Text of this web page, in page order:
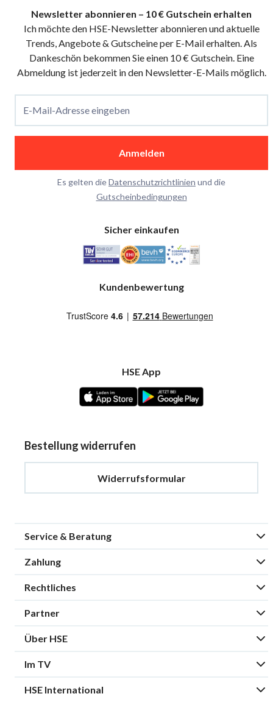
Newsletter abonnieren – 10 € Gutschein erhalten
Ich möchte den HSE-Newsletter abonnieren und aktuelle
Trends, Angebote & Gutscheine per E-Mail erhalten. Als
Dankeschön bekommen Sie einen 10 € Gutschein. Eine
Abmeldung ist jederzeit in den Newsletter-E-Mails möglich.
E-Mail-Adresse eingeben
Anmelden
Es gelten dieDatenschutzrichtlinien und die
Gutscheinbedingungen
Sicher einkaufen
Kundenbewertung
HSE App
Bestellung widerrufen
Widerrufsformular
Service & Beratung
Zahlung
Rechtliches
Partner
Über HSE
Im TV
HSE International